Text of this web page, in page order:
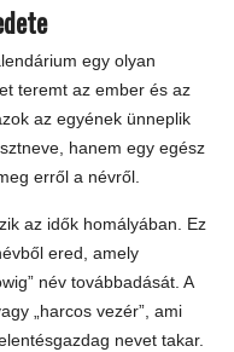
egy olyan
teremt az ember és az
az egyének ünneplik
hanem egy egész
erről a névről.
az idők homályában. Ez
ered, amely
név továbbadását. A
„harcos vezér”, ami
nevet takar.